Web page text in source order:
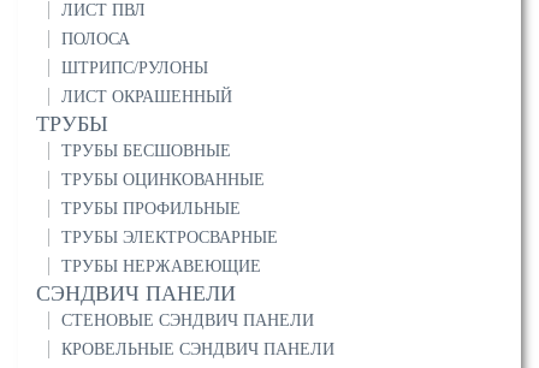
ЛИСТ ПВЛ
ПОЛОСА
ШТРИПС/РУЛОНЫ
ЛИСТ ОКРАШЕННЫЙ
ТРУБЫ
ТРУБЫ БЕСШОВНЫЕ
ТРУБЫ ОЦИНКОВАННЫЕ
ТРУБЫ ПРОФИЛЬНЫЕ
ТРУБЫ ЭЛЕКТРОСВАРНЫЕ
ТРУБЫ НЕРЖАВЕЮЩИЕ
СЭНДВИЧ ПАНЕЛИ
СТЕНОВЫЕ СЭНДВИЧ ПАНЕЛИ
КРОВЕЛЬНЫЕ СЭНДВИЧ ПАНЕЛИ